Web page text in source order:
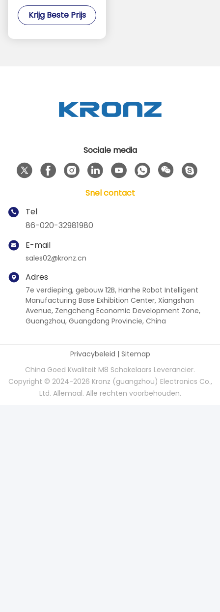
AC/DC 120W 12V/10A
Voor PLC
Krijg Beste Prijs
Sociale media
Snel contact
Tel
86-020-32981980
E-mail
sales02@kronz.cn
Adres
7e verdieping, gebouw 12B, Hanhe Robot Intelligent
Manufacturing Base Exhibition Center, Xiangshan
Avenue, Zengcheng Economic Development Zone,
Guangzhou, Guangdong Provincie, China
Privacybeleid | Sitemap
China Goed Kwaliteit M8 Schakelaars Leverancier.
Copyright © 2024-2026 Kronz (guangzhou) Electronics Co.,
Ltd. Allemaal. Alle rechten voorbehouden.